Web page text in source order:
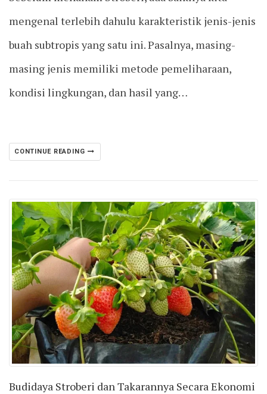
mengenal terlebih dahulu karakteristik jenis-jenis
buah subtropis yang satu ini. Pasalnya, masing-
masing jenis memiliki metode pemeliharaan,
kondisi lingkungan, dan hasil yang…
CONTINUE READING
Budidaya Stroberi dan Takarannya Secara Ekonomi